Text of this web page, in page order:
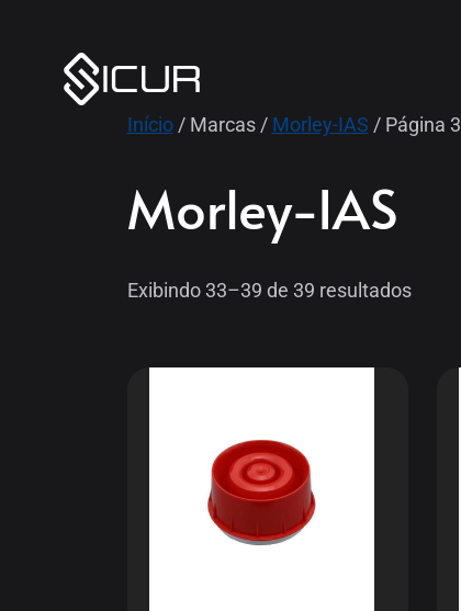
Início/ Marcas / Morley-IAS / Página 3
Morley-IAS
Exibindo 33–39 de 39 resultados